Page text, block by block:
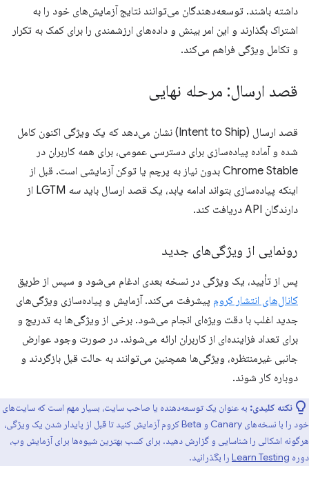
داشته باشند. توسعه‌دهندگان می‌توانند نتایج آزمایش‌های خود را به
اشتراک بگذارند و این امر بینش و داده‌های ارزشمندی را برای کمک به تکرار
و تکامل ویژگی فراهم می‌کند.
قصد ارسال: مرحله نهایی
قصد ارسال (Intent to Ship) نشان می‌دهد که یک ویژگی اکنون کامل
شده و آماده پیاده‌سازی برای دسترسی عمومی، برای همه کاربران در
Chrome Stable بدون نیاز به پرچم یا توکن آزمایشی است. قبل از
اینکه پیاده‌سازی بتواند ادامه یابد، یک قصد ارسال باید سه
LGTM از
دارندگان API دریافت کند.
رونمایی از ویژگی‌های جدید
پس از تأیید، یک ویژگی در نسخه بعدی ادغام می‌شود و سپس از طریق
کانال‌های انتشار کروم پیشرفت می‌کند. آزمایش و پیاده‌سازی ویژگی‌های
جدید اغلب با دقت ویژه‌ای انجام می‌شود. برخی از ویژگی‌ها به تدریج و
برای تعداد فزاینده‌ای از کاربران ارائه می‌شوند. در صورت وجود عوارض
جانبی غیرمنتظره، ویژگی‌ها همچنین می‌توانند به حالت قبل بازگردند و
دوباره کار شوند.
نکته کلیدی: به عنوان یک توسعه‌دهنده یا صاحب سایت، بسیار مهم است که سایت‌های
خود را با نسخه‌های Canary و Beta کروم آزمایش کنید تا قبل از پایدار شدن یک ویژگی،
هرگونه اشکالی را شناسایی و گزارش دهید. برای کسب بهترین شیوه‌ها برای آزمایش وب،
دوره Learn Testing را بگذرانید.